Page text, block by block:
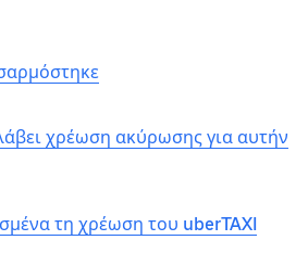
χρέωση ακύρωσης για αυτήν
τη χρέωση του uberTAXI